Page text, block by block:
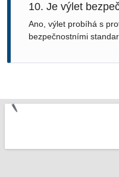
10. Je výlet
Ano, výlet probíhá s
bezpečnostními